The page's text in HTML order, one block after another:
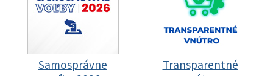
Samosprávne
Transparentné